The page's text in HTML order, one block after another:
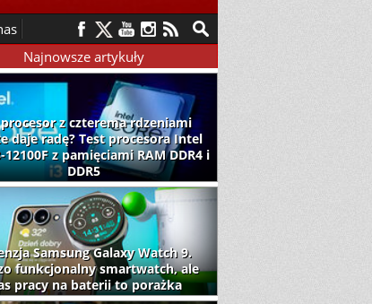
Najnowsze artykuły
procesor z czterema rdzeniami
daje radę? Test procesora Intel
12100F z pamięciami RAM DDR4 i
DDR5
Samsung Galaxy Watch 9.
funkcjonalny smartwatch, ale
pracy na baterii to porażka